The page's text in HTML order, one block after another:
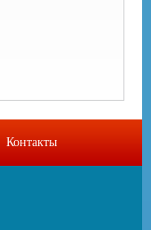
Контакты